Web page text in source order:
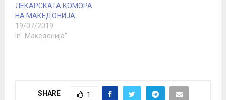
ЛЕКАРСКАТА КОМОРА
НА МАКЕДОНИЈА
19/07/2019
In "Македонија"
SHARE 1